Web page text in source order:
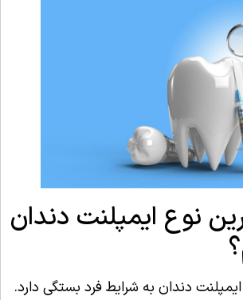
نوع ایمپلنت دندان
دندان به شرایط فرد بستگی دارد.